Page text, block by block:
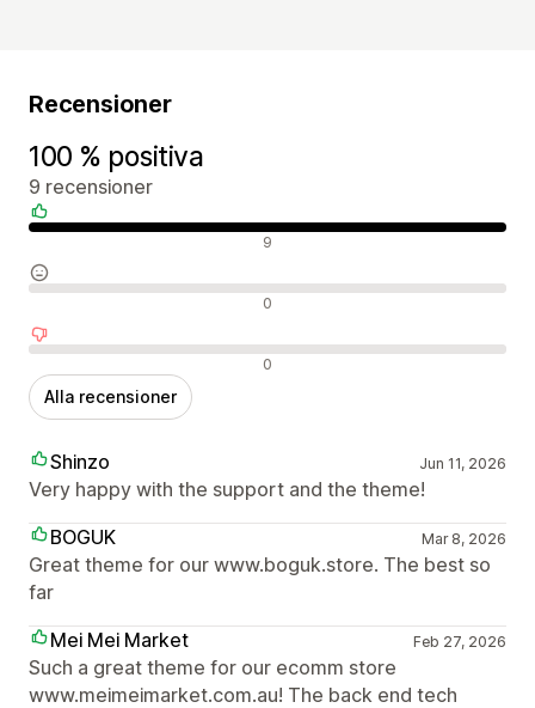
Recensioner
100 % positiva
9 recensioner
Positiva recensioner 9
Neutrala recensioner 0
Negativa recensioner 0
Alla recensioner
Shinzo Jun 11, 2026
Very happy with the support and the theme!
BOGUK
Mar 8, 2026
Great theme for our www.boguk.store. The best so
far
Mei Mei Market
Feb 27, 2026
Such a great theme for our ecomm store
www.meimeimarket.com.au! The back end tech